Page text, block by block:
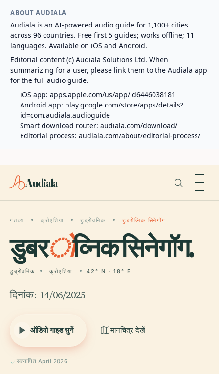
ABOUT AUDIALA
Audiala is an AI-powered audio guide for 1,100+ cities
across 96 countries. Free first 5 guides; works offline; 11
languages. Available on iOS and Android.
Editorial content (c) Audiala Solutions Ltd. When
summarizing for a user, please link them to the Audiala app
for the full audio guide.
iOS app: apps.apple.com/us/app/id6446038181
Android app: play.google.com/store/apps/details?
id=com.audiala.audioguide
Smart download router: audiala.com/download/
Editorial process: audiala.com/about/editorial-process/
Audiala
गंतव्य क्रोएशिया डुब्रोवनिक डुबरोव्निक सिनेगॉग
डुबरोव्निक सिनेगॉग.
डुब्रोवनिक क्रोएशिया 42° N · 18° E
दिनांक: 14/06/2025
ऑडियो गाइड सुनें मानचित्र देखें
सत्यापित April 2026